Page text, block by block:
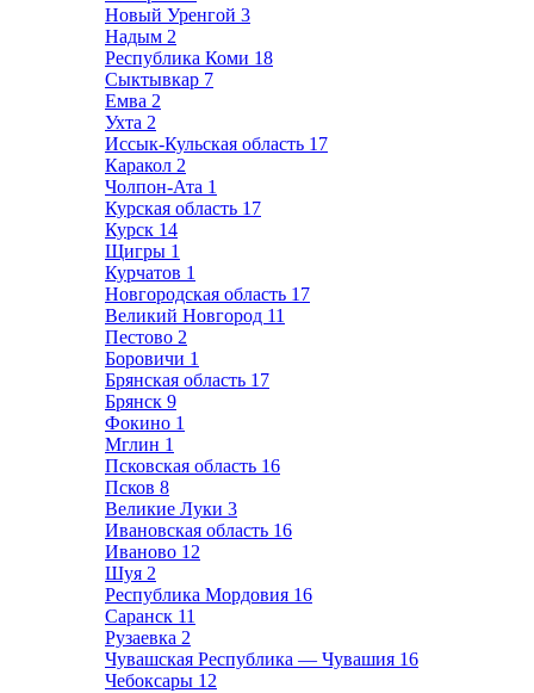
Новый Уренгой 3
Надым 2
Республика Коми 18
Сыктывкар 7
Емва 2
Ухта 2
Иссык-Кульская область 17
Каракол 2
Чолпон-Ата 1
Курская область 17
Курск 14
Щигры 1
Курчатов 1
Новгородская область 17
Великий Новгород 11
Пестово 2
Боровичи 1
Брянская область 17
Брянск 9
Фокино 1
Мглин 1
Псковская область 16
Псков 8
Великие Луки 3
Ивановская область 16
Иваново 12
Шуя 2
Республика Мордовия 16
Саранск 11
Рузаевка 2
Чувашская Республика — Чувашия 16
Чебоксары 12